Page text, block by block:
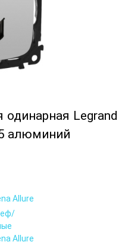
Legrand
алюминий
Allure
Allure